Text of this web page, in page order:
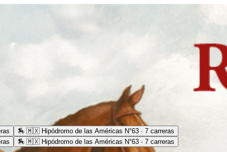
🏇 🇲🇽 Hipódromo de las Américas N°63 · 7 carreras
🏇 🇲🇽 Hipódromo de las Américas N°63 · 7 carreras